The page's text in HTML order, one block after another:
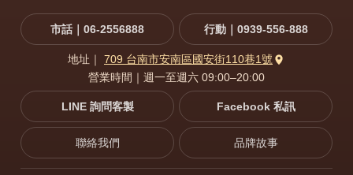
市話｜06-2556888 行動｜0939-556-888
地址｜ 709 台南市安南區國安街110巷1號
營業時間｜週一至週六 09:00–20:00
LINE 詢問客製 Facebook 私訊
聯絡我們 品牌故事